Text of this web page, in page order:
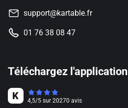
support@kartable.fr
01 76 38 08 47
Téléchargez l'application
4,5/5 sur 20270 avis